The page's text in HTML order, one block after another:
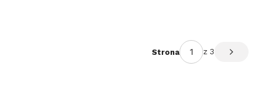
Strona z 3